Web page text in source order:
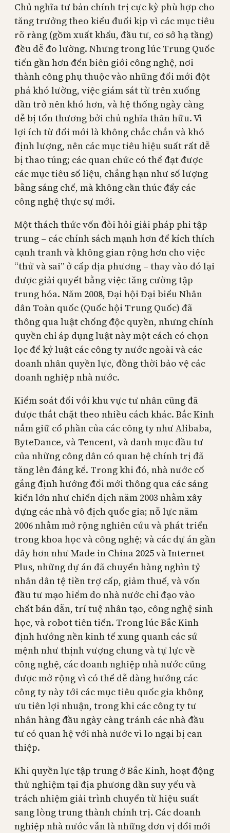
Chủ nghĩa tư bản chính trị cực kỳ phù hợp cho
tăng trưởng theo kiểu đuổi kịp vì các mục tiêu
rõ ràng (gồm xuất khẩu, đầu tư, cơ sở hạ tầng)
đều dễ đo lường. Nhưng trong lúc Trung Quốc
tiến gần hơn đến biên giới công nghệ, nơi
thành công phụ thuộc vào những đổi mới đột
phá khó lường, việc giám sát từ trên xuống
dần trở nên khó hơn, và hệ thống ngày càng
dễ bị tổn thương bởi chủ nghĩa thân hữu. Vì
lợi ích từ đổi mới là không chắc chắn và khó
định lượng, nên các mục tiêu hiệu suất rất dễ
bị thao túng; các quan chức có thể đạt được
các mục tiêu số liệu, chẳng hạn như số lượng
bằng sáng chế, mà không cần thúc đẩy các
công nghệ thực sự mới.
Một thách thức vốn đòi hỏi giải pháp phi tập
trung – các chính sách mạnh hơn để kích thích
cạnh tranh và không gian rộng hơn cho việc
“thử và sai” ở cấp địa phương – thay vào đó lại
được giải quyết bằng việc tăng cường tập
trung hóa. Năm 2008, Đại hội Đại biểu Nhân
dân Toàn quốc (Quốc hội Trung Quốc) đã
thông qua luật chống độc quyền, nhưng chính
quyền chỉ áp dụng luật này một cách có chọn
lọc để kỷ luật các công ty nước ngoài và các
doanh nhân quyền lực, đồng thời bảo vệ các
doanh nghiệp nhà nước.
Kiểm soát đối với khu vực tư nhân cũng đã
được thắt chặt theo nhiều cách khác. Bắc Kinh
nắm giữ cổ phần của các công ty như Alibaba,
ByteDance, và Tencent, và danh mục đầu tư
của những công dân có quan hệ chính trị đã
tăng lên đáng kể. Trong khi đó, nhà nước cố
gắng định hướng đổi mới thông qua các sáng
kiến lớn như chiến dịch năm 2003 nhằm xây
dựng các nhà vô địch quốc gia; nỗ lực năm
2006 nhằm mở rộng nghiên cứu và phát triển
trong khoa học và công nghệ; và các dự án gần
đây hơn như Made in China 2025 và Internet
Plus, những dự án đã chuyển hàng nghìn tỷ
nhân dân tệ tiền trợ cấp, giảm thuế, và vốn
đầu tư mạo hiểm do nhà nước chỉ đạo vào
chất bán dẫn, trí tuệ nhân tạo, công nghệ sinh
học, và robot tiên tiến. Trong lúc Bắc Kinh
định hướng nền kinh tế xung quanh các sứ
mệnh như thịnh vượng chung và tự lực về
công nghệ, các doanh nghiệp nhà nước cũng
được mở rộng vì có thể dễ dàng hướng các
công ty này tới các mục tiêu quốc gia không
ưu tiên lợi nhuận, trong khi các công ty tư
nhân hàng đầu ngày càng tránh các nhà đầu
tư có quan hệ với nhà nước vì lo ngại bị can
thiệp.
Khi quyền lực tập trung ở Bắc Kinh, hoạt động
thử nghiệm tại địa phương dần suy yếu và
trách nhiệm giải trình chuyển từ hiệu suất
sang lòng trung thành chính trị. Các doanh
nghiệp nhà nước vẫn là những đơn vị đổi mới